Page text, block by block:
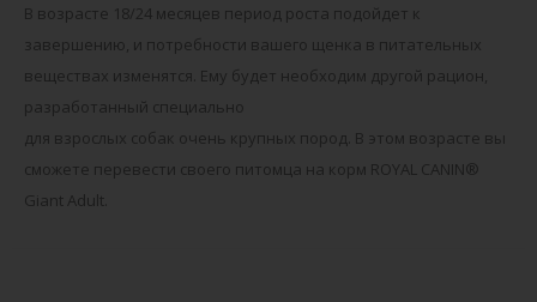
В возрасте 18/24 месяцев период роста подойдет к
завершению, и потребности вашего щенка в питательных
веществах изменятся. Ему будет необходим другой рацион,
разработанный специально
для взрослых собак очень крупных пород. В этом возрасте вы
сможете перевести своего питомца на корм ROYAL CANIN®
Giant Adult.